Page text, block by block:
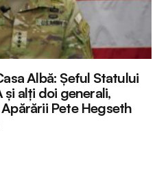
Albă: Șeful Statului
și alți doi generali,
Pete Hegseth